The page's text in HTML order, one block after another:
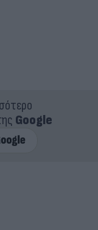
Google